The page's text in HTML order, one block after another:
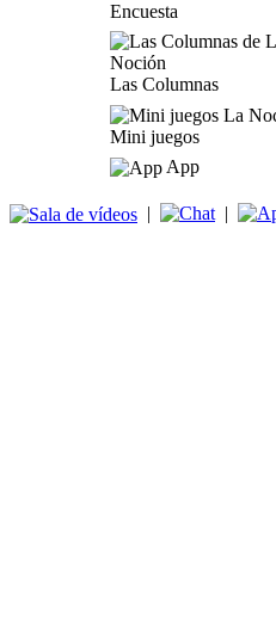
Encuesta
Las Columnas
Mini juegos
App
| |